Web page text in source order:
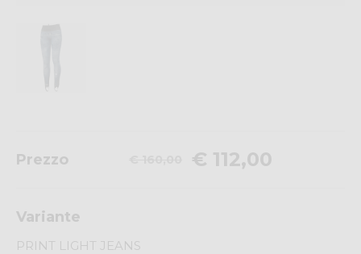
Prezzo € 112,00
Variante
PRINT LIGHT JEANS